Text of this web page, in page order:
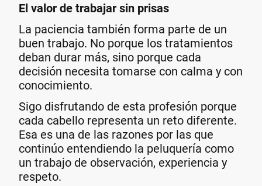
El valor de trabajar sin prisas
La paciencia también forma parte de un
buen trabajo. No porque los tratamientos
deban durar más, sino porque cada
decisión necesita tomarse con calma y con
conocimiento.
Sigo disfrutando de esta profesión porque
cada cabello representa un reto diferente.
Esa es una de las razones por las que
continúo entendiendo la peluquería como
un trabajo de observación, experiencia y
respeto.